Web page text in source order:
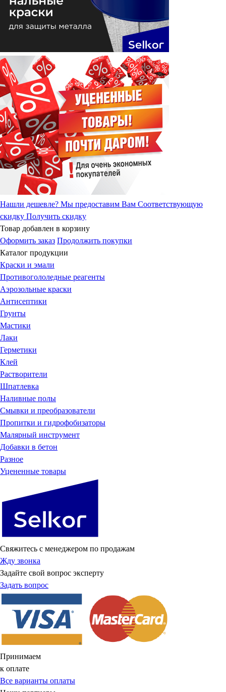
Нашли дешевле? Мы предоставим Вам Соответствующую
скидку Получить скидку
Товар добавлен в корзину
Оформить заказ Продолжить покупки
Каталог продукции
Краски и эмали
Противогололедные реагенты
Аэрозольные краски
Антисептики
Грунты
Мастики
Лаки
Герметики
Клей
Растворители
Шпатлевка
Наливные полы
Смывки и преобразователи
Пропитки и гидрофобизаторы
Малярный инструмент
Добавки в бетон
Разное
Уцененные товары
Свяжитесь с менеджером по продажам
Жду звонка
Задайте свой вопрос эксперту
Задать вопрос
Принимаем
к оплате
Все варианты оплаты